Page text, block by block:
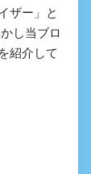
ザー」と
紹介して